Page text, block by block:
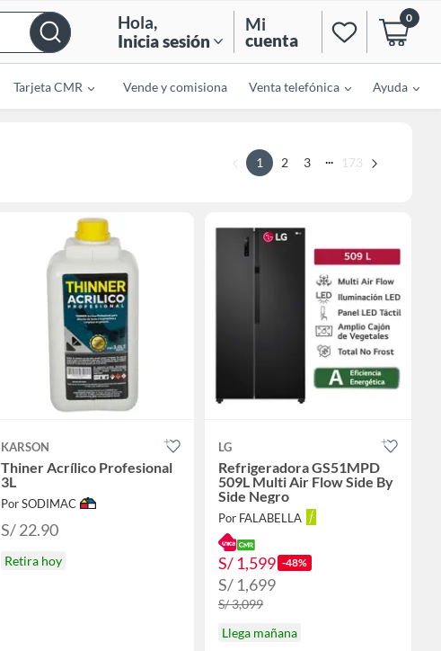
Hola,
Inicia sesión
Mi
cuenta
0
Tarjeta CMR Vende y comisiona Venta telefónica Ayuda
1 2 3 ... 173
KARSON
Thiner Acrílico Profesional
3L
Por SODIMAC
S/ 22.90
Retira hoy
LG
Refrigeradora GS51MPD
509L Multi Air Flow Side By
Side Negro
Por FALABELLA
S/ 1,599 -48%
S/ 1,699
S/ 3,099
Llega mañana